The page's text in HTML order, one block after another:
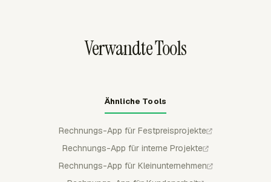
Rechnungen versendet und bezahlt wurden.
Verwandte Tools
Ähnliche Tools
Rechnungs-App für Festpreisprojekte
Rechnungs-App für interne Projekte
Rechnungs-App für Kleinunternehmen